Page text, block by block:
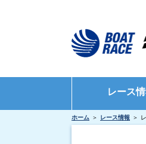
レース
シリーズインデ
ホーム レース情報